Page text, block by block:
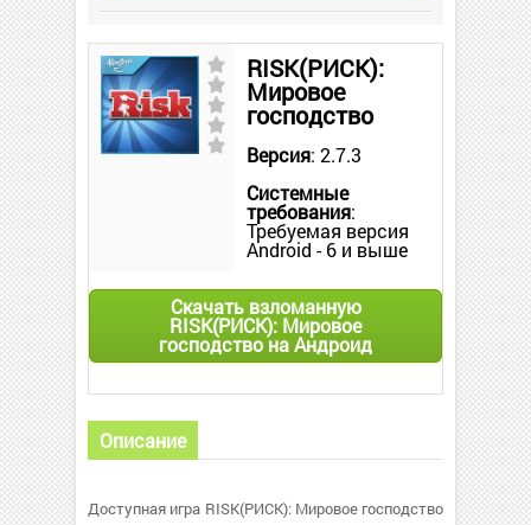
RISK(РИСК):
Мировое
господство
Версия: 2.7.3
Системные
требования:
Требуемая версия
Android - 6 и выше
Скачать взломанную
RISK(РИСК): Мировое
господство на Андроид
Описание
Доступная игра RISK(РИСК): Мировое господство